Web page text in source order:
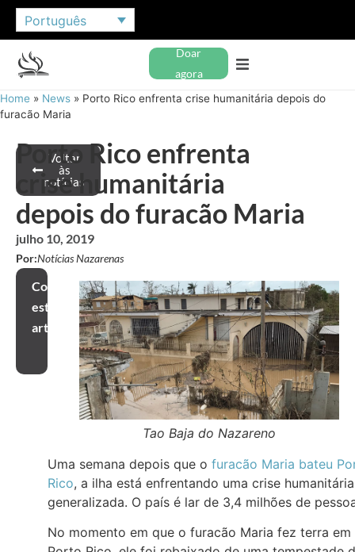
Português
Doar
agora
Home » News » Porto Rico enfrenta crise humanitária depois do
furacão Maria
Voltar
às
notícias
Porto Rico enfrenta
crise humanitária
depois do furacão Maria
julho 10, 2019
Por:Notícias Nazarenas
Compartilhar
este
artigo
Tao Baja do Nazareno
Uma semana depois que o furacão Maria bateu
Rico, a ilha está enfrentando uma crise humanitária
generalizada. O país é lar de 3,4 milhões de
No momento em que o furacão Maria fez terra em